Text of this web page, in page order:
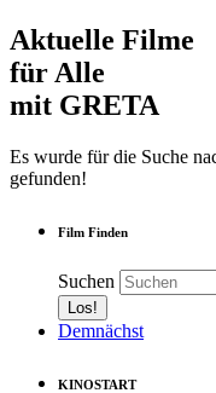
Aktuelle Filme
für Alle
mit GRETA
Es wurde für die Suche
gefunden!
Film Finden
Suchen
Demnächst
KINOSTART